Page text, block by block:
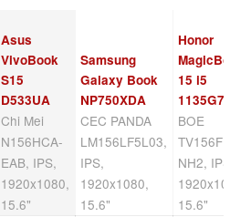
Asus
VivoBook
S15
D533UA
Chi Mei
N156HCA-
EAB, IPS,
1920x1080,
15.6"
Samsung
Galaxy Book
NP750XDA
CEC PANDA
LM156LF5L03,
IPS,
1920x1080,
15.6"
Honor
15 i5
1135G7
BOE
NH2,
15.6"